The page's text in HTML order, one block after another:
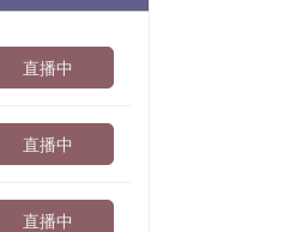
直播中
直播中
直播中